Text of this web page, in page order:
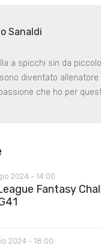
Sanaldi
a spicchi sin da
diventato allenatore
che ho per
2024 - 14:00
Fantasy
2024 - 18:00